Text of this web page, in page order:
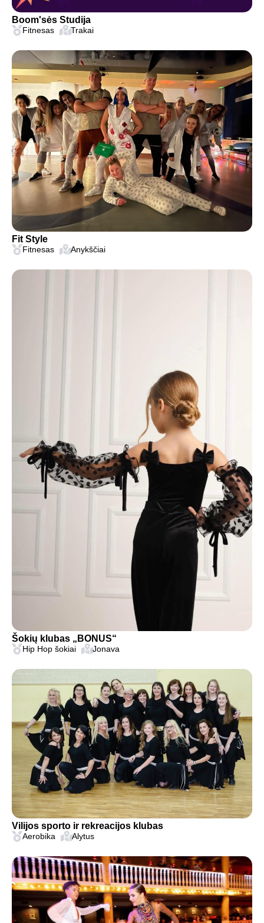
Boom'sės Studija
Fitnesas Trakai
Fit Style
Fitnesas Anykščiai
Šokių klubas „BONUS“
Hip Hop šokiai Jonava
Vilijos sporto ir rekreacijos klubas
Aerobika Alytus